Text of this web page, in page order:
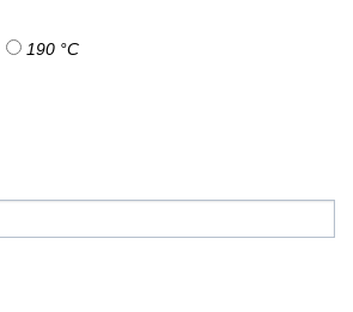
190 °C